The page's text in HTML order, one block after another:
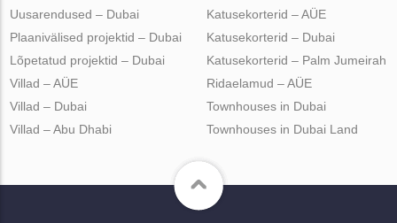
Uusarendused – Dubai
Plaanivälised projektid – Dubai
Lõpetatud projektid – Dubai
Katusekorterid – AÜE
Katusekorterid – Dubai
Katusekorterid – Palm Jumeirah
Villad – AÜE
Villad – Dubai
Villad – Abu Dhabi
Ridaelamud – AÜE
Townhouses in Dubai
Townhouses in Dubai Land